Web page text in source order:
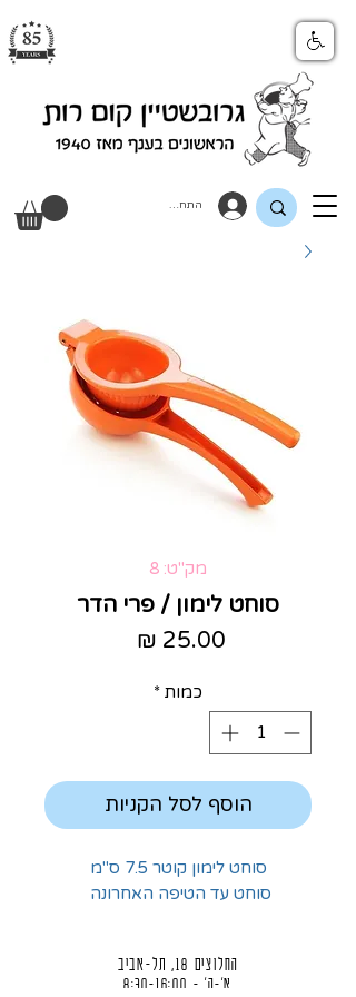
התחבר
מק"ט: 8
סוחט לימון / פרי הדר
כמות *
הוסף לסל הקניות
סוחט לימון קוטר 7.5 ס"מ
סוחט עד הטיפה האחרונה
החלוצים 18, תל-אביב
א'-ה' - 8:30-16:00